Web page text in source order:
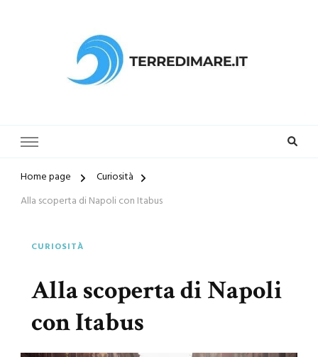
Home page
Curiosità
Alla scoperta di Napoli con Itabus
CURIOSITÀ
Alla scoperta di Napoli
con Itabus